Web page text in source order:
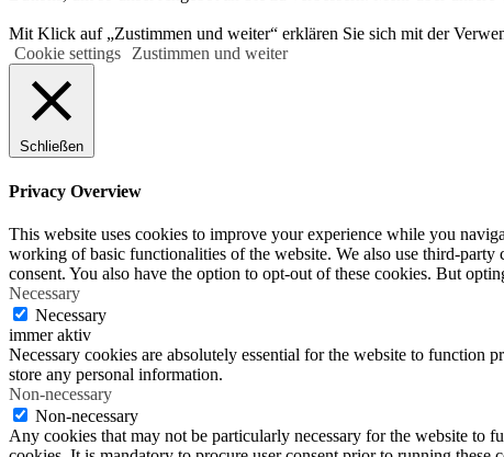
Mit Klick auf „Zustimmen und weiter“ erklären Sie sich mit der
Cookie settings Zustimmen und weiter
Schließen
Privacy Overview
This website uses cookies to improve your experience while you
working of basic functionalities of the website. We also use third-
consent. You also have the option to opt-out of these cookies. But
Necessary
Necessary
immer aktiv
Necessary cookies are absolutely essential for the website to function
store any personal information.
Non-necessary
Non-necessary
Any cookies that may not be particularly necessary for the website to